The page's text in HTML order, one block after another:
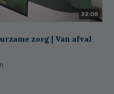
32:08
zorg | Van afval